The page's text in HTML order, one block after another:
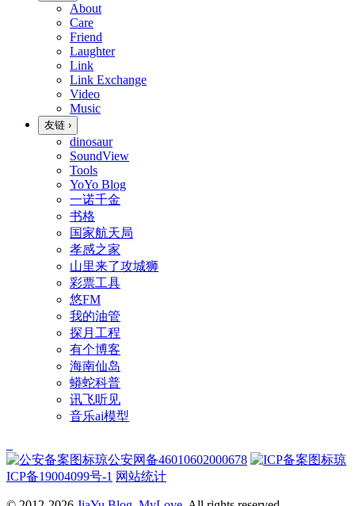
About
Care
Friend
Laughter
Link
Link Exchange
Video
Music
友链 ›
dinosaur
SoundView
Tools
YoYo Blog
一诺千金
书格
国家航天局
孝感之家
山里来了攻城狮
彩票工具
悠FM
我的油管
探月工程
有个博客
海南仙岛
蟒蛇科普
讯飞听见
音乐ai模型
琼公安网备46010602000678
琼
ICP备19004099号-1 网站统计